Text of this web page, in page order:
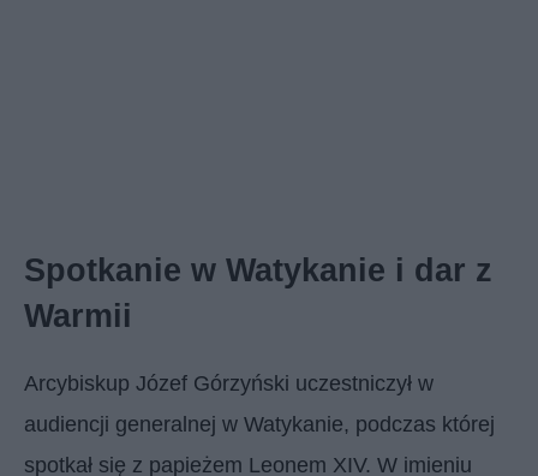
Spotkanie w Watykanie i dar z
Warmii
Arcybiskup Józef Górzyński uczestniczył w
audiencji generalnej w Watykanie, podczas której
spotkał się z papieżem Leonem XIV. W imieniu